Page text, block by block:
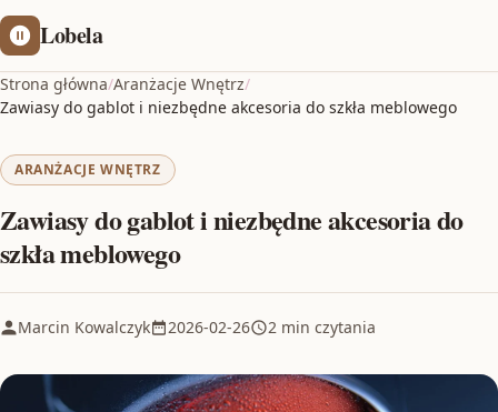
Lobela
Strona główna/Aranżacje Wnętrz/
Zawiasy do gablot i niezbędne akcesoria do szkła meblowego
ARANŻACJE WNĘTRZ
Zawiasy do gablot i niezbędne akcesoria do
szkła meblowego
Marcin Kowalczyk 2026-02-26 2 min czytania